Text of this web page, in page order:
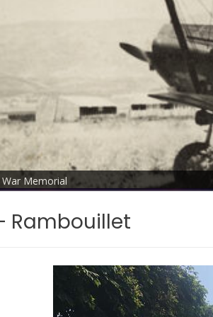
Memorial
Rambouillet